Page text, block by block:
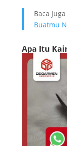
Baca Juga
Buatmu
Apa Itu